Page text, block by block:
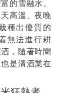
的雪融水、
高溫、夜晚
種出優質的
無法進行耕
，隨著時間
是清酒業在